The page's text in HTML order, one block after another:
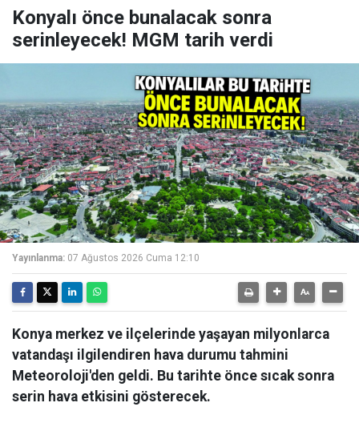
Konyalı önce bunalacak sonra
serinleyecek! MGM tarih verdi
Yayınlanma: 07 Ağustos 2026 Cuma 12:10
Konya merkez ve ilçelerinde yaşayan milyonlarca
vatandaşı ilgilendiren hava durumu tahmini
Meteoroloji'den geldi. Bu tarihte önce sıcak sonra
serin hava etkisini gösterecek.